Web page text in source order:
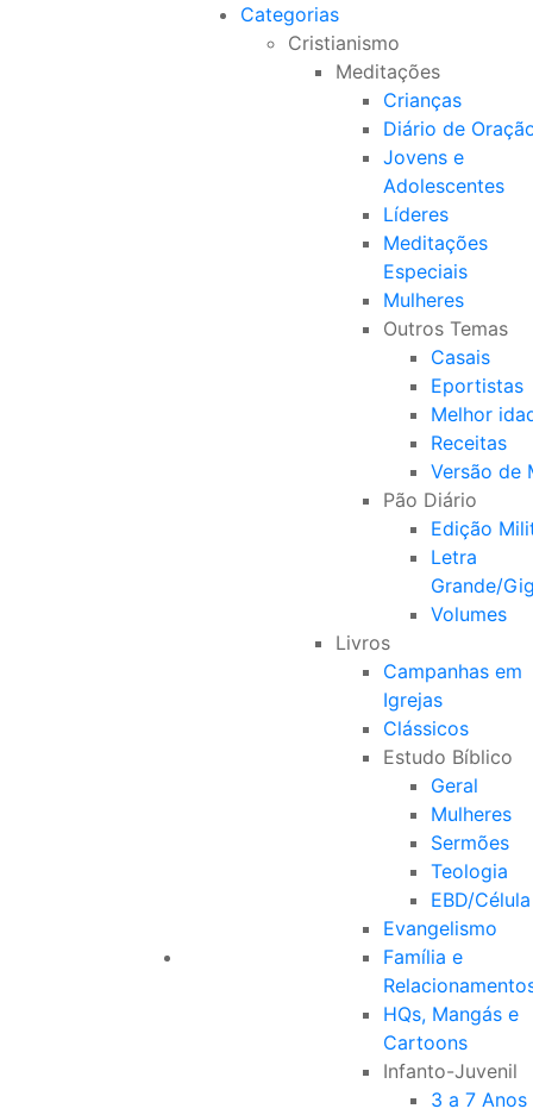
Categorias
Cristianismo
Meditações
Crianças
Diário de
Jovens e
Adolescentes
Líderes
Meditações
Especiais
Mulheres
Outros Temas
Casais
Eportistas
Melhor
Receitas
Versão de
Pão Diário
Edição
Letra
Grande/
Volumes
Livros
Campanhas em
Igrejas
Clássicos
Estudo Bíblico
Geral
Mulheres
Sermões
Teologia
EBD/Célula
Evangelismo
Família e
HQs, Mangás e
Cartoons
Infanto-Juvenil
3 a 7 Anos